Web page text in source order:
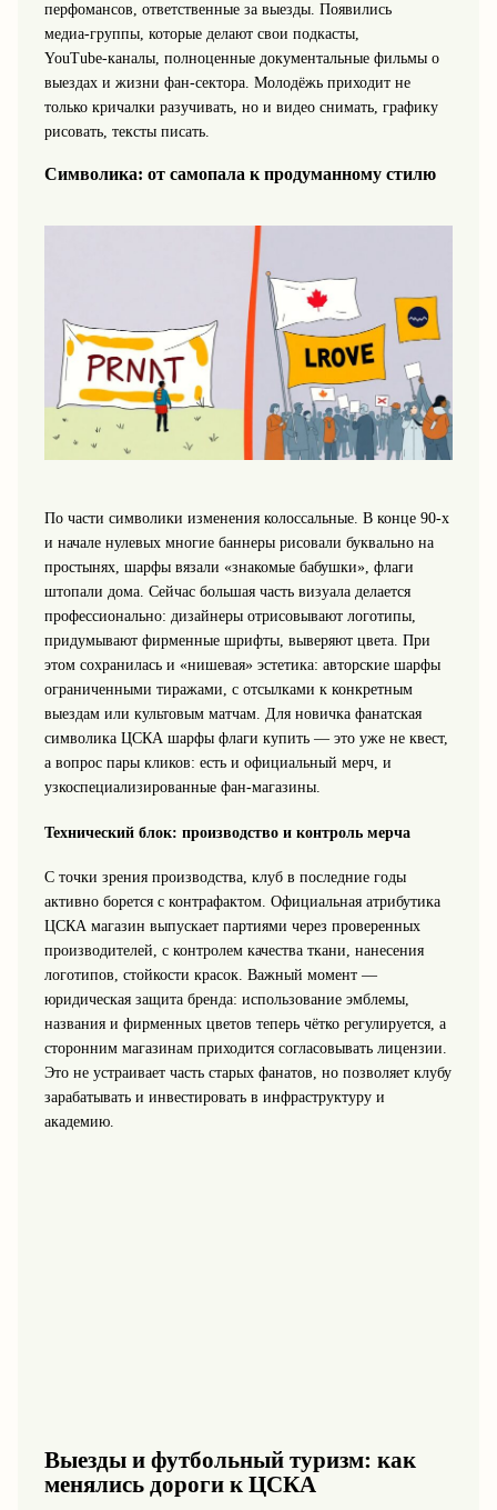
перфомансов, ответственные за выезды. Появились
медиа‑группы, которые делают свои подкасты,
YouTube‑каналы, полноценные документальные фильмы о
выездах и жизни фан‑сектора. Молодёжь приходит не
только кричалки разучивать, но и видео снимать, графику
рисовать, тексты писать.
Символика: от самопала к продуманному стилю
По части символики изменения колоссальные. В конце 90‑х
и начале нулевых многие баннеры рисовали буквально на
простынях, шарфы вязали «знакомые бабушки», флаги
штопали дома. Сейчас большая часть визуала делается
профессионально: дизайнеры отрисовывают логотипы,
придумывают фирменные шрифты, выверяют цвета. При
этом сохранилась и «нишевая» эстетика: авторские шарфы
ограниченными тиражами, с отсылками к конкретным
выездам или культовым матчам. Для новичка фанатская
символика ЦСКА шарфы флаги купить — это уже не квест,
а вопрос пары кликов: есть и официальный мерч, и
узкоспециализированные фан‑магазины.
Технический блок: производство и контроль мерча
С точки зрения производства, клуб в последние годы
активно борется с контрафактом. Официальная атрибутика
ЦСКА магазин выпускает партиями через проверенных
производителей, с контролем качества ткани, нанесения
логотипов, стойкости красок. Важный момент —
юридическая защита бренда: использование эмблемы,
названия и фирменных цветов теперь чётко регулируется, а
сторонним магазинам приходится согласовывать лицензии.
Это не устраивает часть старых фанатов, но позволяет клубу
зарабатывать и инвестировать в инфраструктуру и
академию.
Выезды и футбольный туризм: как
менялись дороги к ЦСКА